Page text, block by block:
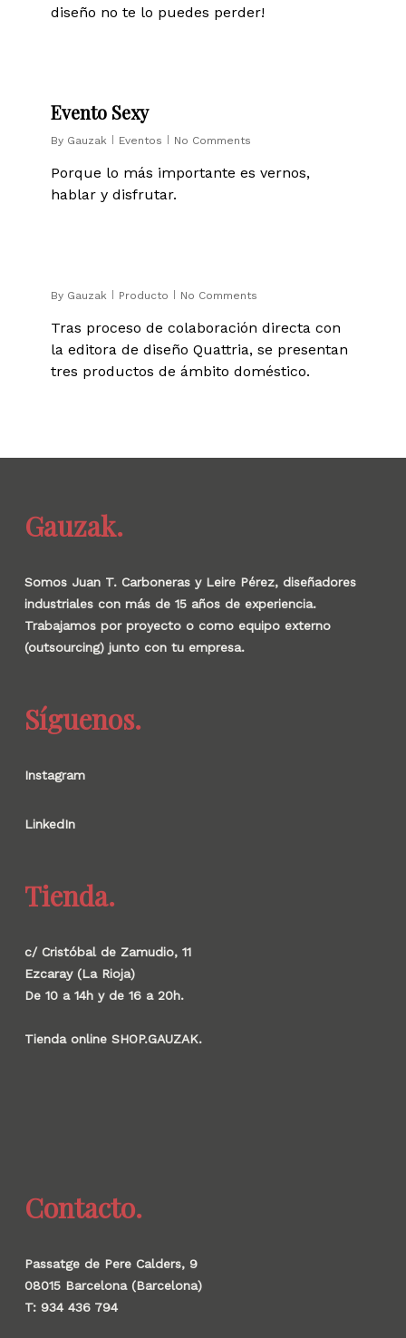
diseño no te lo puedes perder!
Evento Sexy
By Gauzak Eventos No Comments
Porque lo más importante es vernos,
hablar y disfrutar.
By Gauzak Producto No Comments
Tras proceso de colaboración directa con
la editora de diseño Quattria, se presentan
tres productos de ámbito doméstico.
Gauzak.
Somos Juan T. Carboneras y Leire Pérez, diseñadores
industriales con más de 15 años de experiencia.
Trabajamos por proyecto o como equipo externo
(outsourcing) junto con tu empresa.
Síguenos.
Instagram
LinkedIn
Tienda.
c/ Cristóbal de Zamudio, 11
Ezcaray (La Rioja)
De 10 a 14h y de 16 a 20h.
Tienda online SHOP.GAUZAK.
Contacto.
Passatge de Pere Calders, 9
08015 Barcelona (Barcelona)
T: 934 436 794